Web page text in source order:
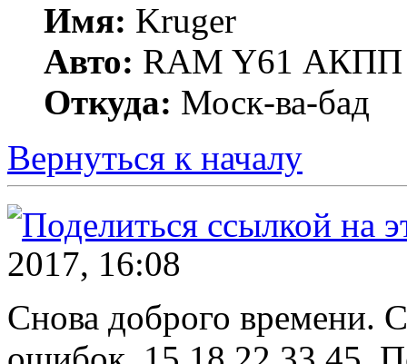
Имя: Kruger
Авто: RAM Y61 АКПП
Откуда: Моск-ва-бад
Вернуться к началу
2017, 16:08
Снова доброго времени.